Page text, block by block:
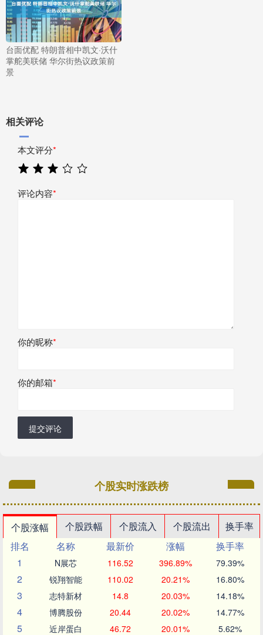
台面优配 特朗普相中凯文·沃什
掌舵美联储 华尔街热议政策前
景
相关评论
本文评分*
评论内容*
你的昵称*
你的邮箱*
提交评论
个股实时涨跌榜
个股涨幅 个股跌幅 个股流入 个股流出
换手率
排名
名称 最新价 涨幅
换手率
1
N展芯 116.52 396.89% 79.39%
2 锐翔智能 110.02 20.21% 16.80%
3 志特新材 14.8 20.03% 14.18%
4 博腾股份 20.44 20.02% 14.77%
5 近岸蛋白 46.72 20.01% 5.62%